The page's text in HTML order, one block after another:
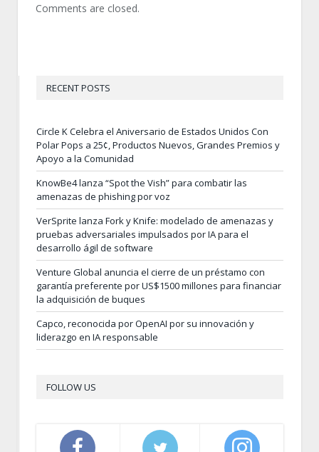
Comments are closed.
RECENT POSTS
Circle K Celebra el Aniversario de Estados Unidos Con
Polar Pops a 25¢, Productos Nuevos, Grandes Premios y
Apoyo a la Comunidad
KnowBe4 lanza “Spot the Vish” para combatir las
amenazas de phishing por voz
VerSprite lanza Fork y Knife: modelado de amenazas y
pruebas adversariales impulsados por IA para el
desarrollo ágil de software
Venture Global anuncia el cierre de un préstamo con
garantía preferente por US$1500 millones para financiar
la adquisición de buques
Capco, reconocida por OpenAI por su innovación y
liderazgo en IA responsable
FOLLOW US